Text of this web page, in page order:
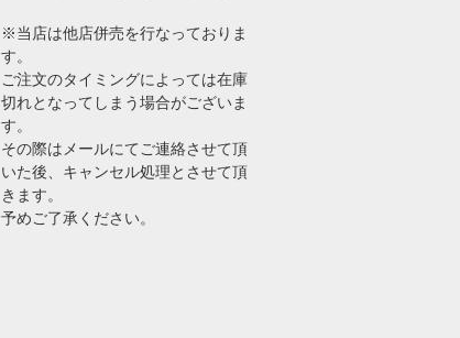
※当店は他店併売を行なっておりま
す。
ご注文のタイミングによっては在庫
切れとなってしまう場合がございま
す。
その際はメールにてご連絡させて頂
いた後、キャンセル処理とさせて頂
きます。
予めご了承ください。